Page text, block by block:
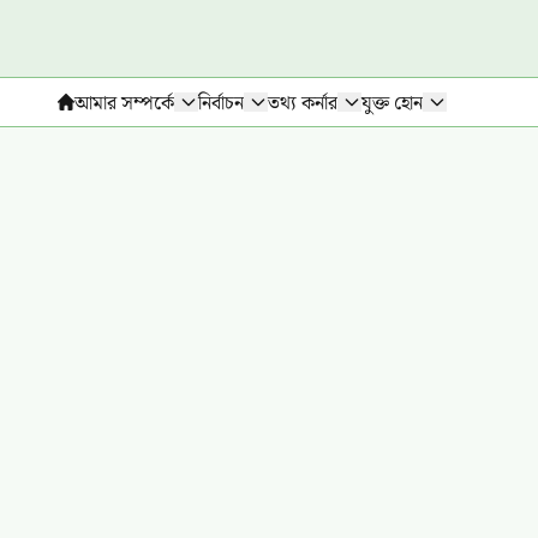
আমার সম্পর্কে নির্বাচন তথ্য কর্নার যুক্ত হোন